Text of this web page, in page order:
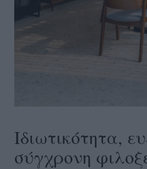
Ιδιωτικότητα,
σύγχρονη